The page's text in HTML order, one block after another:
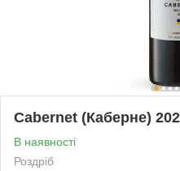
Cabernet (Каберне)
В наявності
Роздріб